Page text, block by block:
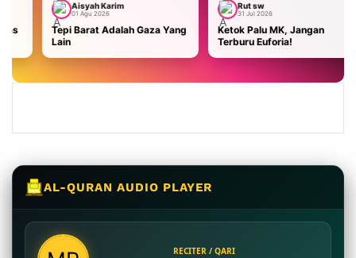
Adalah Gaza Yang
Ketok Palu MK, Jangan
Malaysia
AL-QURAN AUDIO PLAYER
RECITER / QARI